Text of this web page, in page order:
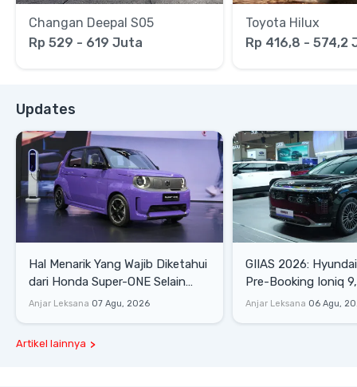
Changan Deepal S05
Rp 529 - 619 Juta
Toyota Hilux
Rp 416,8 - 574,2
Updates
Hal Menarik Yang Wajib Diketahui
dari Honda Super-ONE Selain
Harga
Anjar Leksana 07 Agu, 2026
GIIAS 2026:
Pre-Booking Ioniq
Rp1,49 Miliar
Anjar Leksana 06 Agu,
Artikel lainnya